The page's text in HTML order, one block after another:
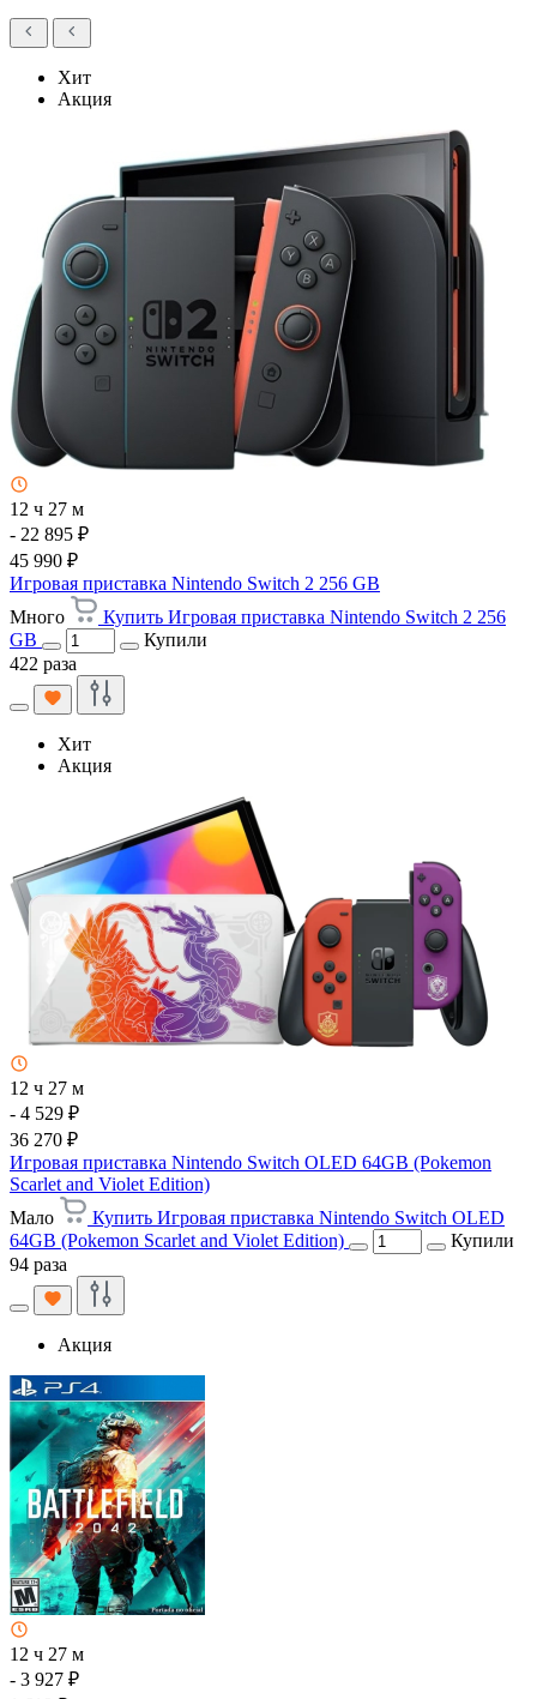
Хит
Акция
12 ч 27 м
- 22 895 ₽
45 990 ₽
Игровая приставка Nintendo Switch 2 256 GB
Много
Купить Игровая приставка Nintendo Switch 2 256
GB
Купили
422 раза
Хит
Акция
12 ч 27 м
- 4 529 ₽
36 270 ₽
Игровая приставка Nintendo Switch OLED 64GB (Pokemon
Scarlet and Violet Edition)
Мало
Купить Игровая приставка Nintendo Switch OLED
64GB (Pokemon Scarlet and Violet Edition)
Купили
94 раза
Акция
12 ч 27 м
- 3 927 ₽